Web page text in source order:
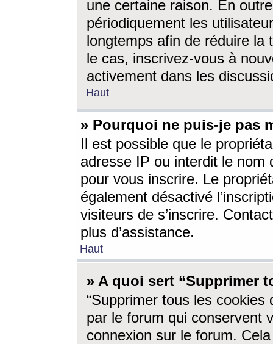
une certaine raison. En
périodiquement les
longtemps afin de réduire la
le cas, inscrivez-vous à
activement dans les
Haut
» Pourquoi ne puis-je pas
Il est possible que le
adresse IP ou interdit le nom
pour vous inscrire. Le
également désactivé
visiteurs de s’inscrire.
plus d’assistance.
Haut
» A quoi sert “Supprimer
“Supprimer tous les cookies
par le forum qui conservent
connexion sur le forum.